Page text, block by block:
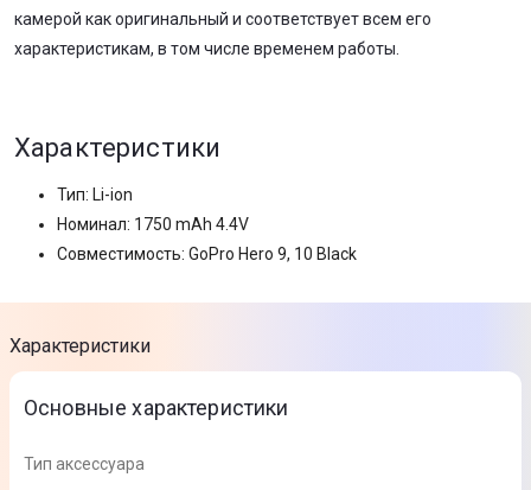
камерой как оригинальный и соответствует всем его
характеристикам, в том числе временем работы.
Характеристики
Тип: Li-ion
Номинал: 1750 mAh 4.4V
Совместимость: GoPro Hero 9, 10 Black
Характеристики
Основные характеристики
Тип аксессуара